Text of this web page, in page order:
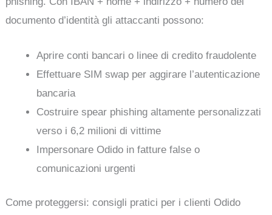
documento d’identità gli attaccanti possono:
Aprire conti bancari o linee di credito fraudolente
Effettuare SIM swap per aggirare l’autenticazione
bancaria
Costruire spear phishing altamente personalizzati
verso i 6,2 milioni di vittime
Impersonare Odido in fatture false o
comunicazioni urgenti
Come proteggersi: consigli pratici per i clienti Odido